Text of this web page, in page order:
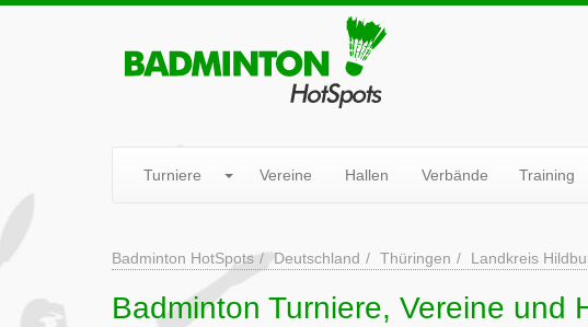
Turniere Vereine Hallen Verbände Training
Badminton HotSpots Deutschland Thüringen Landkreis
Badminton Turniere, Vereine und